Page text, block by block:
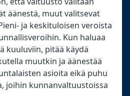
äänestä, muut valitsevat
ja keskituloisen veroista
Kun haluaa
kuuluviin, pitää käydä
muutkin ja äänestää
asioita eikä puhu
joihin kunnanvaltuustoissa